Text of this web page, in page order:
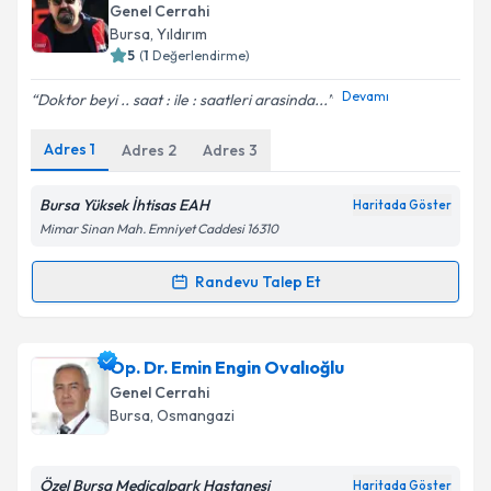
oluşturun. Size bu uzmandan randevu almanız için bir
takvim hazırlandığında e-posta ile bilgilendireceğiz.
Metni'ni okudum ve kişisel verilerimin belirtilen
kapsamda işlenmesini kabul ediyorum.
Takvim Talebini Gönder
Genel Cerrahi
Bursa, Yıldırım
5 (1 Değerlendirme)
Doktor beyi .. saat : ile : saatleri arasinda... Devamı
Adres 1 Adres 2 Adres 3
Bursa Yüksek İhtisas EAH Haritada Göster
Mimar Sinan Mah. Emniyet Caddesi 16310
Randevu Talep Et
Randevu Takvimi Talebi
Op. Dr. Uğur Dumaniçin randevu takvimi talebi
oluşturun. Size bu uzmandan randevu almanız için bir
takvim hazırlandığında e-posta ile bilgilendireceğiz.
Op. Dr. Emin Engin Ovalıoğlu
Genel Cerrahi
Bursa, Osmangazi
Özel Bursa Medicalpark Hastanesi Haritada Göster